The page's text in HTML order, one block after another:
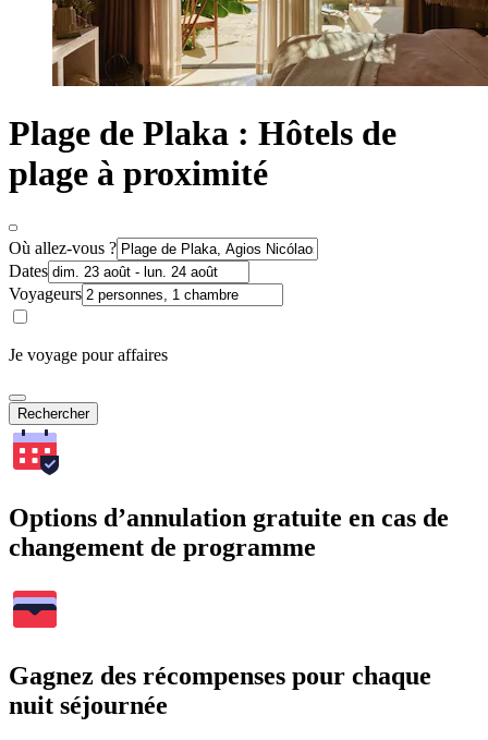
Plage de Plaka : Hôtels de
plage à proximité
Où allez-vous ?
Dates
Voyageurs
Je voyage pour affaires
Rechercher
Options d’annulation gratuite en cas de
changement de programme
Gagnez des récompenses pour chaque
nuit séjournée